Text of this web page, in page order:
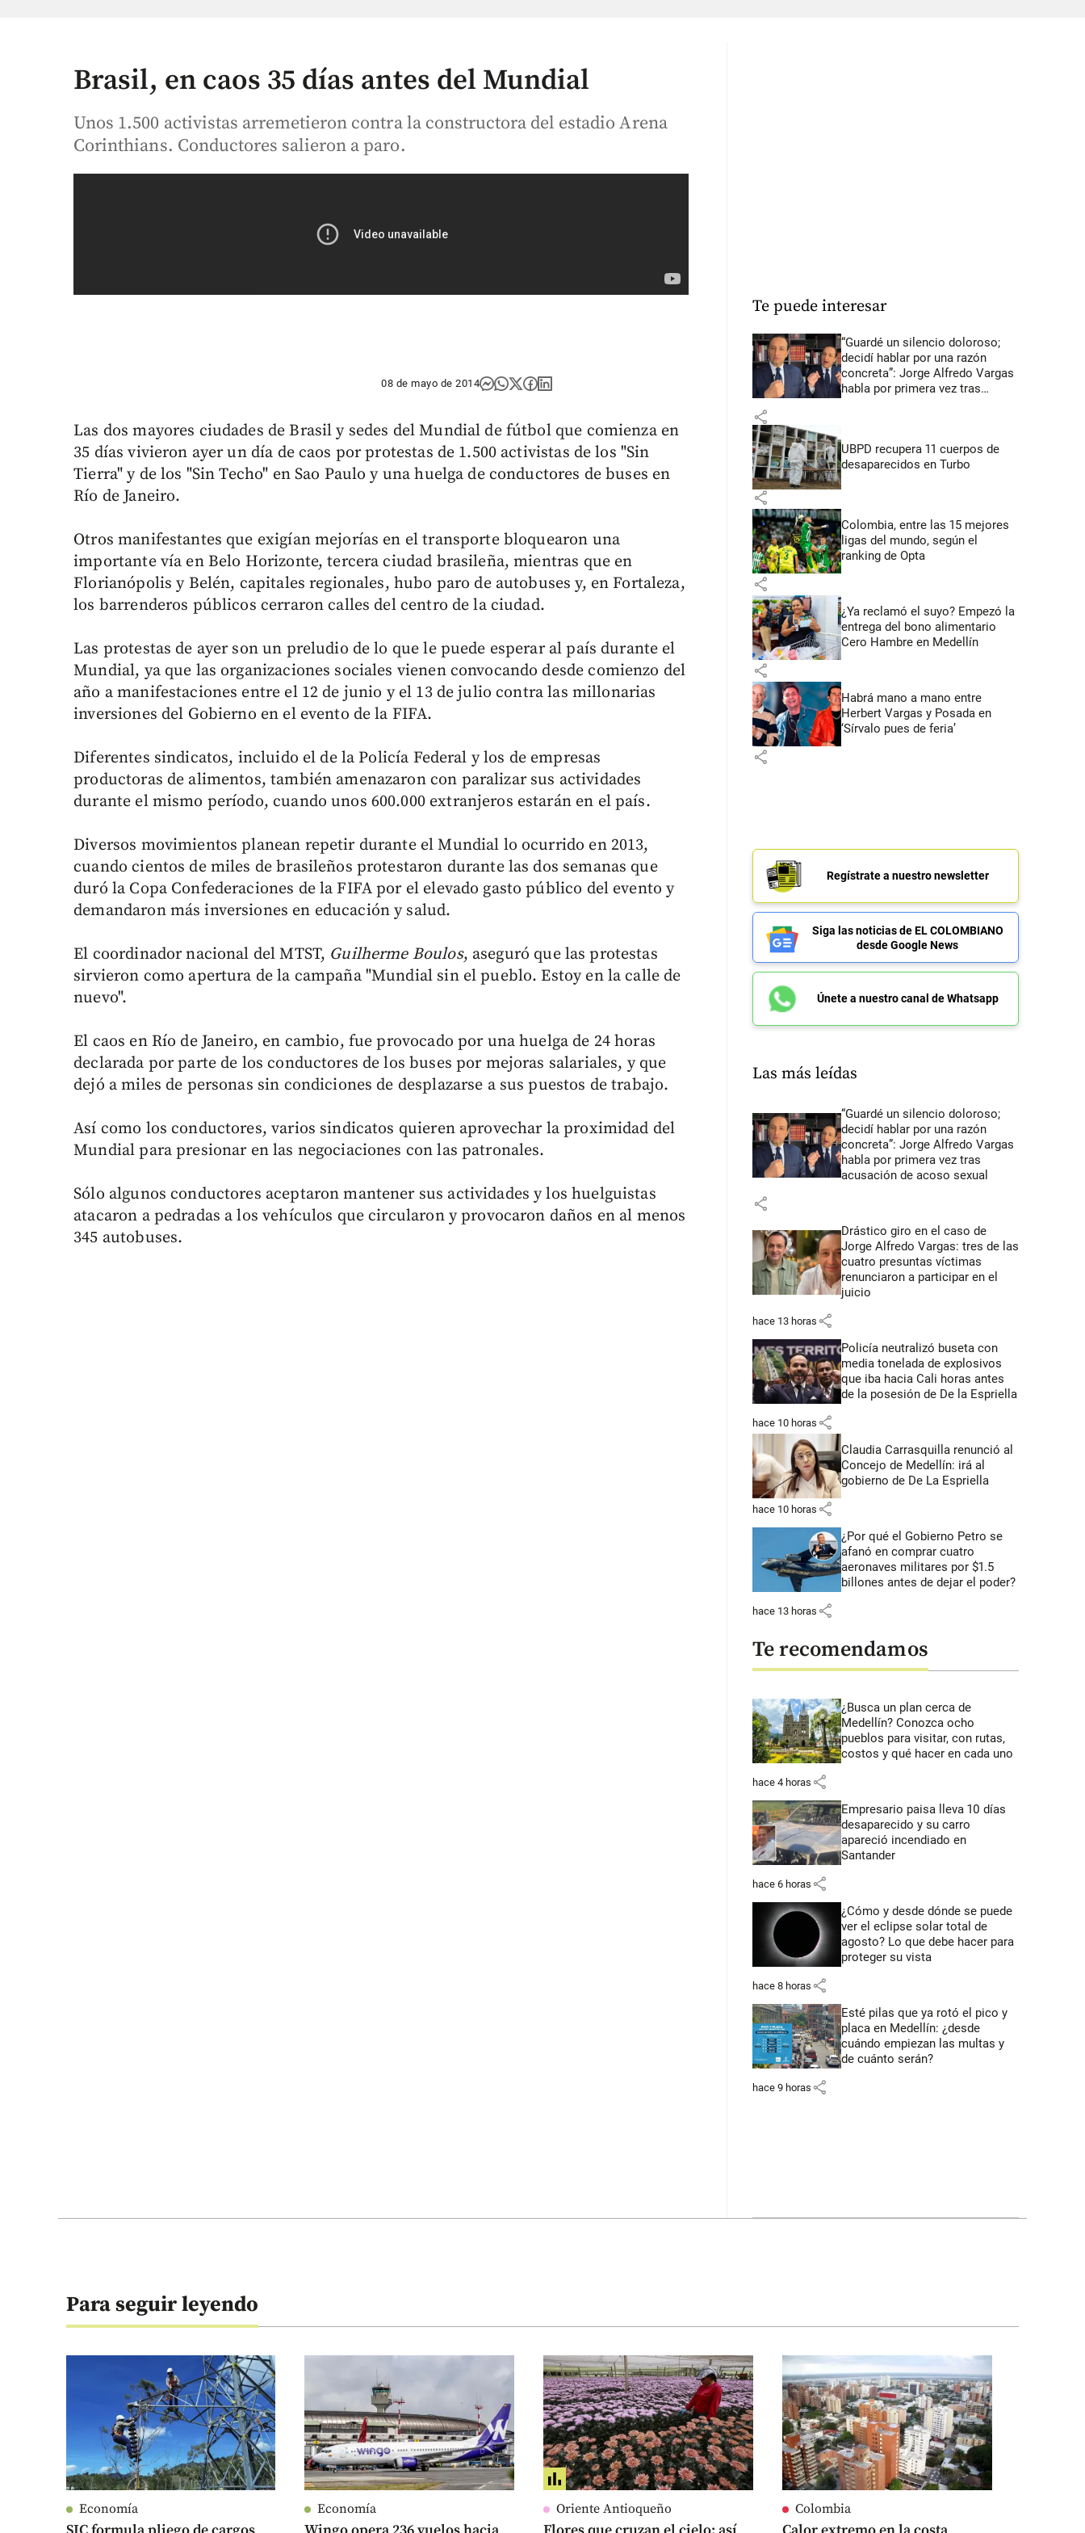
Brasil, en caos 35 días antes del Mundial
Unos 1.500 activistas arremetieron contra la constructora del estadio Arena
Corinthians. Conductores salieron a paro.
08 de mayo de 2014
Las dos mayores ciudades de Brasil y sedes del Mundial de fútbol que comienza en
35 días vivieron ayer un día de caos por protestas de 1.500 activistas de los "Sin
Tierra" y de los "Sin Techo" en Sao Paulo y una huelga de conductores de buses en
Río de Janeiro.
Otros manifestantes que exigían mejorías en el transporte bloquearon una
importante vía en Belo Horizonte, tercera ciudad brasileña, mientras que en
Florianópolis y Belén, capitales regionales, hubo paro de autobuses y, en Fortaleza,
los barrenderos públicos cerraron calles del centro de la ciudad.
Las protestas de ayer son un preludio de lo que le puede esperar al país durante el
Mundial, ya que las organizaciones sociales vienen convocando desde comienzo del
año a manifestaciones entre el 12 de junio y el 13 de julio contra las millonarias
inversiones del Gobierno en el evento de la FIFA.
Diferentes sindicatos, incluido el de la Policía Federal y los de empresas
productoras de alimentos, también amenazaron con paralizar sus actividades
durante el mismo período, cuando unos 600.000 extranjeros estarán en el país.
Diversos movimientos planean repetir durante el Mundial lo ocurrido en 2013,
cuando cientos de miles de brasileños protestaron durante las dos semanas que
duró la Copa Confederaciones de la FIFA por el elevado gasto público del evento y
demandaron más inversiones en educación y salud.
El coordinador nacional del MTST, Guilherme Boulos, aseguró que las protestas
sirvieron como apertura de la campaña "Mundial sin el pueblo. Estoy en la calle de
nuevo".
El caos en Río de Janeiro, en cambio, fue provocado por una huelga de 24 horas
declarada por parte de los conductores de los buses por mejoras salariales, y que
dejó a miles de personas sin condiciones de desplazarse a sus puestos de trabajo.
Así como los conductores, varios sindicatos quieren aprovechar la proximidad del
Mundial para presionar en las negociaciones con las patronales.
Sólo algunos conductores aceptaron mantener sus actividades y los huelguistas
atacaron a pedradas a los vehículos que circularon y provocaron daños en al menos
345 autobuses.
Te puede interesar
“Guardé un silencio doloroso;
decidí hablar por una razón
concreta”: Jorge Alfredo Vargas
habla por primera vez tras
share
UBPD recupera 11 cuerpos de
desaparecidos en Turbo
share
Colombia, entre las 15 mejores
ligas del mundo, según el
ranking de Opta
share
¿Ya reclamó el suyo? Empezó la
entrega del bono alimentario
Cero Hambre en Medellín
share
Habrá mano a mano entre
Herbert Vargas y Posada en
‘Sírvalo pues de feria’
share
Regístrate a nuestro newsletter
Siga las noticias de EL COLOMBIANO
desde Google News
Únete a nuestro canal de Whatsapp
Las más leídas
“Guardé un silencio doloroso;
decidí hablar por una razón
concreta”: Jorge Alfredo Vargas
habla por primera vez tras
acusación de acoso sexual
share
Drástico giro en el caso de
Jorge Alfredo Vargas: tres de las
cuatro presuntas víctimas
renunciaron a participar en el
juicio
hace 13 horas share
Policía neutralizó buseta con
media tonelada de explosivos
que iba hacia Cali horas antes
de la posesión de De la Espriella
hace 10 horas share
Claudia Carrasquilla renunció al
Concejo de Medellín: irá al
gobierno de De La Espriella
hace 10 horas share
¿Por qué el Gobierno Petro se
afanó en comprar cuatro
aeronaves militares por $1.5
billones antes de dejar el poder?
hace 13 horas share
Te recomendamos
¿Busca un plan cerca de
Medellín? Conozca ocho
pueblos para visitar, con rutas,
costos y qué hacer en cada uno
hace 4 horas share
Empresario paisa lleva 10 días
desaparecido y su carro
apareció incendiado en
Santander
hace 6 horas share
¿Cómo y desde dónde se puede
ver el eclipse solar total de
agosto? Lo que debe hacer para
proteger su vista
hace 8 horas share
Esté pilas que ya rotó el pico y
placa en Medellín: ¿desde
cuándo empiezan las multas y
de cuánto serán?
hace 9 horas share
Para seguir leyendo
Economía Economía Oriente Antioqueño Colombia